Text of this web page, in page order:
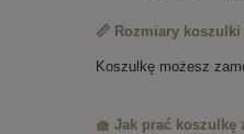
📏 Rozmiary koszulki
Koszulkę możesz
🧺 Jak prać koszulkę